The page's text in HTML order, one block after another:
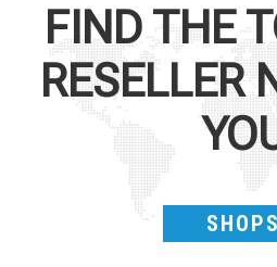
FIND THE
RESELLER
SHOPS